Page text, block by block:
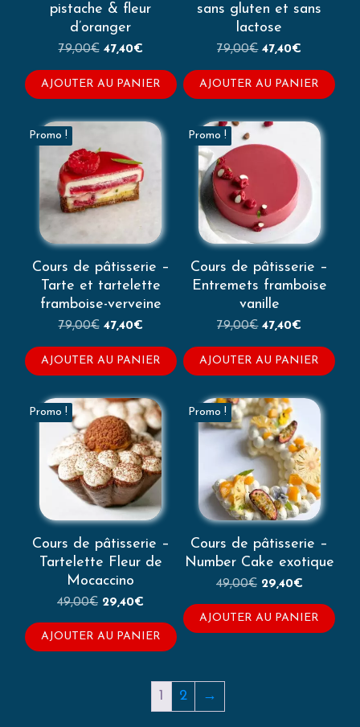
pistache & fleur
d’oranger
79,00€ Le
initial
était :
79,00€.
47,40€Le
actuel
est :
47,40€.
AJOUTER AU PANIER
sans gluten et sans
lactose
79,00€ Le
initial
était :
79,00€.
47,40€
actuel
est :
47,40€.
AJOUTER AU PANIER
Promo !
Cours de pâtisserie –
Tarte et tartelette
framboise-verveine
79,00€ Le
initial
était :
79,00€.
47,40€Le
actuel
est :
47,40€.
AJOUTER AU PANIER
Promo !
Cours de pâtisserie –
Entremets framboise
vanille
79,00€ Le
initial
était :
79,00€.
47,40€
actuel
est :
47,40€.
AJOUTER AU PANIER
Promo !
Cours de pâtisserie –
Tartelette Fleur de
Mocaccino
49,00€ Le
initial
était :
29,40€
actuel
est :
AJOUTER AU PANIER
Promo !
Cours de pâtisserie –
Number Cake exotique
49,00€ Le
initial
était :
29,40€Le
actuel
est :
AJOUTER AU PANIER
1 2 →